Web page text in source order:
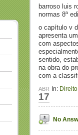
barroso luis
normas 8ª
o capítulo v
apresenta
com
sentido,
na obra do
com a
In: Direito
ABR
17
No